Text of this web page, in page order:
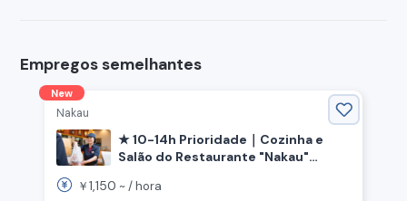
Empregos semelhantes
New
Nakau
★ 10-14h Prioridade｜Cozinha e
Salão do Restaurante "Nakau"
Saitama, Estação Shin-Koshigaya》
￥1,150 ~ /hora